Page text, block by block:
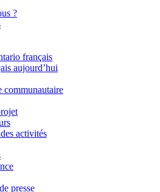
?
français
aujourd’hui
communautaire
activités
presse